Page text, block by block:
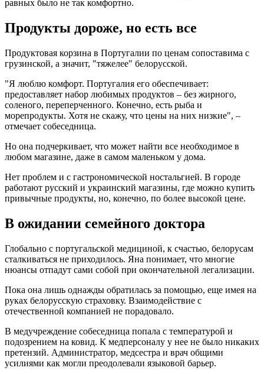
равных было не так комфортно.
Продукты дороже, но есть все
Продуктовая корзина в Португалии по ценам сопоставима с
грузинской, а значит, "тяжелее" белорусской.
"Я люблю комфорт. Португалия его обеспечивает:
предоставляет набор любимых продуктов – без жирного,
соленого, переперченного. Конечно, есть рыба и
морепродукты. Хотя не скажу, что цены на них низкие", –
отмечает собеседница.
Но она подчеркивает, что может найти все необходимое в
любом магазине, даже в самом маленьком у дома.
Нет проблем и с гастрономической ностальгией. В городе
работают русский и украинский магазины, где можно купить
привычные продукты, но, конечно, по более высокой цене.
В ожидании семейного доктора
Глобально с португальской медициной, к счастью, белорусам
сталкиваться не приходилось. Яна понимает, что многие
нюансы отпадут сами собой при окончательной легализации.
Пока она лишь однажды обратилась за помощью, еще имея на
руках белорусскую страховку. Взаимодействие с
отечественной компанией не порадовало.
В медучреждение собеседница попала с температурой и
подозрением на ковид. К медперсоналу у нее не было никаких
претензий. Администратор, медсестра и врач общими
усилиями как могли преодолевали языковой барьер.